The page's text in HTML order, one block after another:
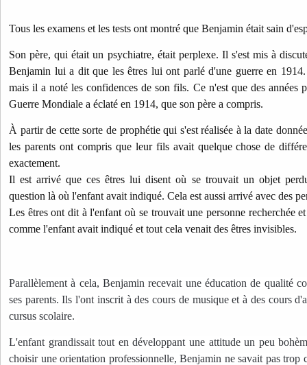
Tous les examens et les tests ont montré que Benjamin était sain
Son père, qui était un psychiatre, était perplexe. Il s'est mis à
Benjamin lui a dit que les êtres lui ont parlé d'une guerre en
mais il a noté les confidences de son fils. Ce n'est que des années
Guerre Mondiale a éclaté en 1914, que son père a compris.
À partir de cette sorte de prophétie qui s'est réalisée à la date
les parents ont compris que leur fils avait quelque chose de
exactement.
Il est arrivé que ces êtres lui disent où se trouvait un objet
question là où l'enfant avait indiqué. Cela est aussi arrivé avec des
Les êtres ont dit à l'enfant où se trouvait une personne recherchée
comme l'enfant avait indiqué et tout cela venait des êtres invisibles.
Parallèlement à cela, Benjamin recevait une éducation de qualité
ses parents. Ils l'ont inscrit à des cours de musique et à des cours
cursus scolaire.
L'enfant grandissait tout en développant une attitude un peu
choisir une orientation professionnelle, Benjamin ne savait pas